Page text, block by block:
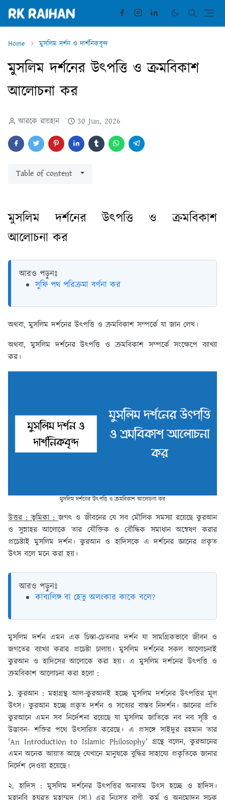
Home মুসলিম দর্শন ও দার্শনিকবৃন্দ
মুসলিম দর্শনের উৎপত্তি ও ক্রমবিকাশ
আলোচনা কর
আরকে রায়হান 30 Jun, 2026
Table of content
মুসলিম দর্শনের উৎপত্তি ও ক্রমবিকাশ
আলোচনা কর
আরও পড়ুনঃ
সুফি পথ পরিক্রমা বর্ণনা কর
অথবা, মুসলিম দর্শনের উৎপত্তি ও ক্রমবিকাশ সম্পর্কে যা জান লেখ।
অথবা, মুসলিম দর্শনের উৎপত্তি ও ক্রমবিকাশ সম্পর্কে সংক্ষেপে ব্যাখ্যা
কর।
মুসলিম দর্শনের উৎপত্তি ও ক্রমবিকাশ আলোচনা কর
উত্তর : ভূমিকা :জগৎ ও জীবনের যে সব মৌলিক সমস্যা রয়েছে কুরআন
ও সুন্নাহর আলোকে তার যৌক্তিক ও বৌদ্ধিক সমাধান অন্বেষণ করার
প্রচেষ্টাই মুসলিম দর্শন। কুরআন ও হাদিসকে এ দর্শনের জ্ঞানের প্রকৃত
উৎস বলে মনে করা হয়।
আরও পড়ুনঃ
কাব্যলিঙ্গ বা হেতু অলংকার কাকে বলে?
মুসলিম দর্শন এমন এক চিন্তা-চেতনার দর্শন যা সামগ্রিকভাবে জীবন ও
জগতের ব্যাখ্যা করার প্রচেষ্টা চালায়। মুসলিম দর্শনের সকল আলোচনাই
কুরআন ও হাদিসের আলোকে করা হয়। এ মুসলিম দর্শনের উৎপত্তি ও
ক্রমবিকাশ আলোচনা করা হলো :
১. কুরআন : মহাগ্রন্থ আল-কুরআনই হচ্ছে মুসলিম দর্শনের উৎপত্তির মূল
উৎস। কুরআন হচ্ছে প্রকৃত দর্শন ও সত্যের বাস্তব নিদর্শন। জ্ঞানের প্রতি
কুরআনে এমন সব নির্দেশনা রয়েছে যা মুসলিম জাতিকে নব নব সৃষ্টি ও
উদ্ভাবন- শক্তির পথে উৎসারিত করেছে। এ প্রসঙ্গে সাইদুর রহমান তার
'An Introduction to Islamic Philosophy' গ্রন্থে বলেন, কুরআনের
এমন অনেক আয়াত আছে যেখানে মানুষকে বুদ্ধির সাহায্যে প্রকৃতিকে জানার
নির্দেশ দেওয়া হয়েছে।
২. হাদিস : মুসলিম দর্শনের উৎপত্তির অন্যতম উৎস হচ্ছে ও হাদিস।